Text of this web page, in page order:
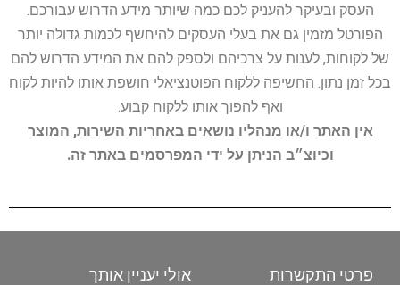
העסק ובעיקר להעניק לכם כמה שיותר מידע הדרוש עבורכם.
הפורטל מזמין גם את בעלי העסקים להיחשף לכמות גדולה יותר
של לקוחות, לענות על צרכיהם ולספק להם את המידע הדרוש להם
בכל זמן נתון. החשיפה ללקוח הפוטנציאלי חושפת אותו להיות לקוח
ואף להפוך אותו ללקוח קבוע.
אין האתר ו/או מנהליו נושאים באחריות השירות, המוצר
וכיוצ״ב הניתן על ידי המפרסמים באתר זה.
פרטי התקשרות אולי יעניין אותך